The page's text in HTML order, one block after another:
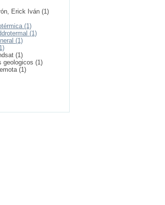
Erick Iván (1)
(1)
(1)
(1)
(1)
geologicos (1)
(1)